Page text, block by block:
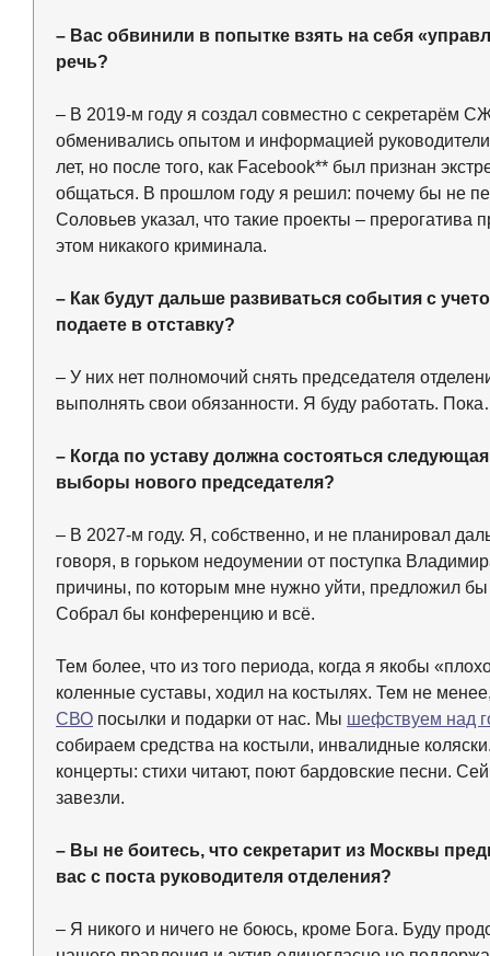
– Вас обвинили в попытке взять на себя
речь?
– В 2019-м году я создал совместно с
обменивались опытом и информацией
лет, но после того, как Facebook** был признан
общаться. В прошлом году я решил: почему бы не
Соловьев указал, что такие проекты – прерогатива
этом никакого криминала.
– Как будут дальше развиваться события с
подаете в отставку?
– У них нет полномочий снять председателя
выполнять свои обязанности. Я буду работать.
– Когда по уставу должна состояться
выборы нового председателя?
– В 2027-м году. Я, собственно, и не планировал
говоря, в горьком недоумении от поступка
причины, по которым мне нужно уйти, предложил бы
Собрал бы конференцию и всё.
Тем более, что из того периода, когда я якобы
коленные суставы, ходил на костылях. Тем не
СВО посылки и подарки от нас. Мы шефствуем над
собираем средства на костыли, инвалидные
концерты: стихи читают, поют бардовские песни.
завезли.
– Вы не боитесь, что секретарит из Москвы
вас с поста руководителя отделения?
– Я никого и ничего не боюсь, кроме Бога. Буду